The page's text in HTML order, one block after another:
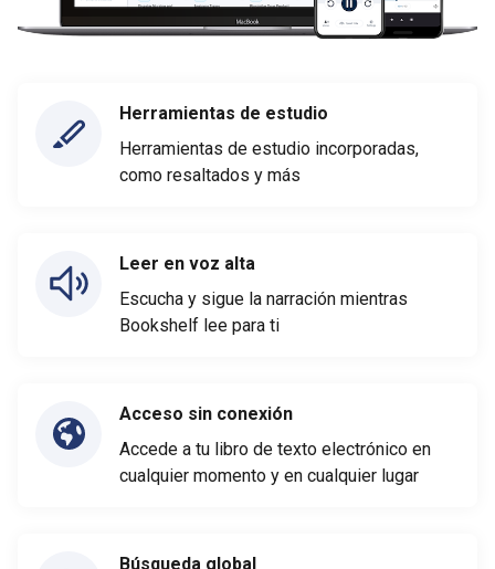
Herramientas de estudio
Herramientas de estudio incorporadas,
como resaltados y más
Leer en voz alta
Escucha y sigue la narración mientras
Bookshelf lee para ti
Acceso sin conexión
Accede a tu libro de texto electrónico en
cualquier momento y en cualquier lugar
Búsqueda global